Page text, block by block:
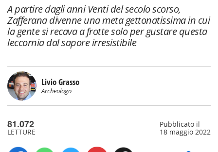
A partire dagli anni Venti del secolo scorso,
Zafferana divenne una meta gettonatissima in cui
la gente si recava a frotte solo per gustare questa
leccornia dal sapore irresistibile
Livio Grasso
Archeologo
81.072
LETTURE
Pubblicato il
18 maggio 2022